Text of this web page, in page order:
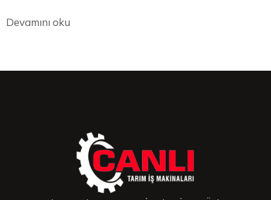
Devamını oku